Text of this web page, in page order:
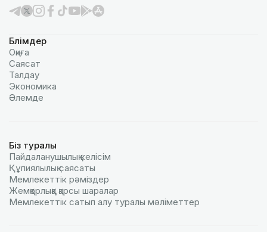
Бөлімдер
Оқиға
Саясат
Талдау
Экономика
Әлемде
Біз туралы
Пайдаланушылық келiciм
Құпиялылық саясаты
Мемлекеттік рәміздер
Жемқорлыққа қарсы шаралар
Мемлекеттік сатып алу туралы мәлiметтер